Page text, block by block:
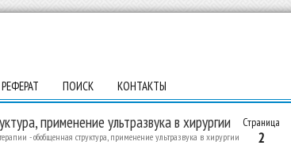
ПОИСК КОНТАКТЫ
Страница
2
применение ультразвука в хирургии
- обобщенная структура, применение ультразвука в хирургии